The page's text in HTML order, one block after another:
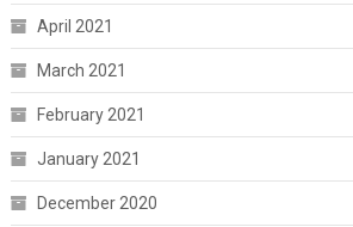
April 2021
March 2021
February 2021
January 2021
December 2020